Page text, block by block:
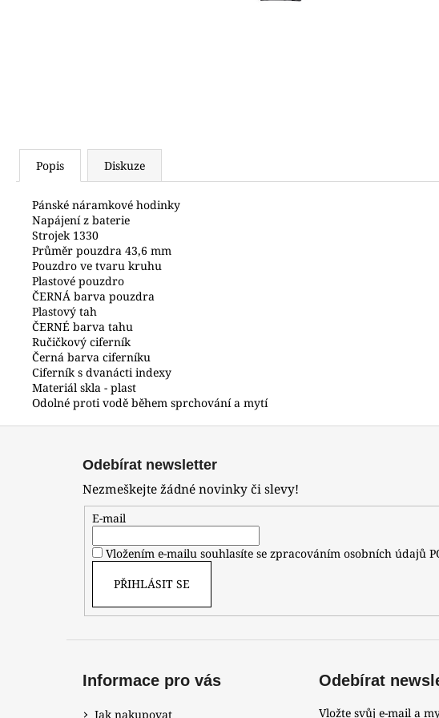
Popis Diskuze
Pánské náramkové hodinky
Napájení z baterie
Strojek 1330
Průměr pouzdra 43,6 mm
Pouzdro ve tvaru kruhu
Plastové pouzdro
ČERNÁ barva pouzdra
Plastový tah
ČERNÉ barva tahu
Ručičkový ciferník
Černá barva ciferníku
Ciferník s dvanácti indexy
Materiál skla - plast
Odolné proti vodě během sprchování a mytí
Odebírat newsletter
Nezmeškejte žádné novinky či slevy!
E-mail
Vložením e-mailu souhlasíte se zpracováním osobních údajů
PŘIHLÁSIT SE
Informace pro vás
Jak nakupovat
Odebírat
Vložte svůj e-mail a